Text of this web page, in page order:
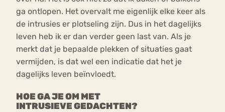
ga ontlopen. Het overvalt me eigenlijk elke keer als
de intrusies er plotseling zijn. Dus in het dagelijks
leven heb ik er dan verder geen last van. Als je
merkt dat je bepaalde plekken of situaties gaat
vermijden, is dat wel een indicatie dat het je
dagelijks leven beïnvloedt.
HOE GA JE OM MET
INTRUSIEVE GEDACHTEN?